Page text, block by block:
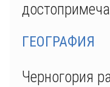
ГЕОГРАФИЯ
Черногория